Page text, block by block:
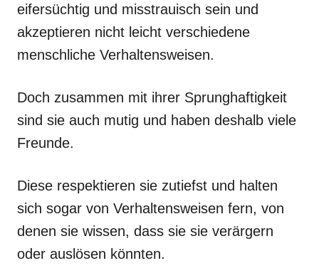
eifersüchtig und misstrauisch sein und
akzeptieren nicht leicht verschiedene
menschliche Verhaltensweisen.
Doch zusammen mit ihrer Sprunghaftigkeit
sind sie auch mutig und haben deshalb viele
Freunde.
Diese respektieren sie zutiefst und halten
sich sogar von Verhaltensweisen fern, von
denen sie wissen, dass sie sie verärgern
oder auslösen könnten.